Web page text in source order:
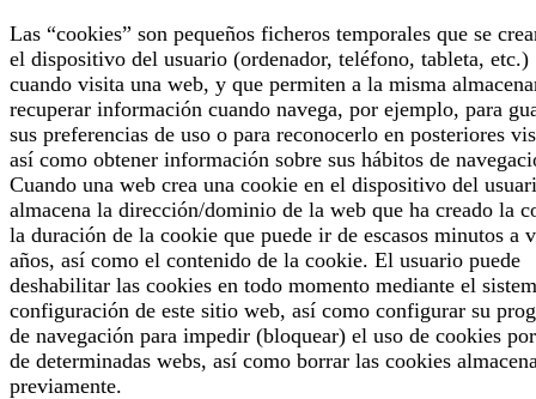
Las “cookies” son pequeños ficheros temporales que se
el dispositivo del usuario (ordenador, teléfono, tableta, etc.)
cuando visita una web, y que permiten a la misma
recuperar información cuando navega, por ejemplo, para
sus preferencias de uso o para reconocerlo en posteriores
así como obtener información sobre sus hábitos de
Cuando una web crea una cookie en el dispositivo del
almacena la dirección/dominio de la web que ha creado la
la duración de la cookie que puede ir de escasos minutos a
años, así como el contenido de la cookie. El usuario puede
deshabilitar las cookies en todo momento mediante el
configuración de este sitio web, así como configurar su
de navegación para impedir (bloquear) el uso de cookies
de determinadas webs, así como borrar las cookies
previamente.